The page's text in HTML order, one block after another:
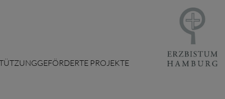
GEFÖRDERTE PROJEKTE